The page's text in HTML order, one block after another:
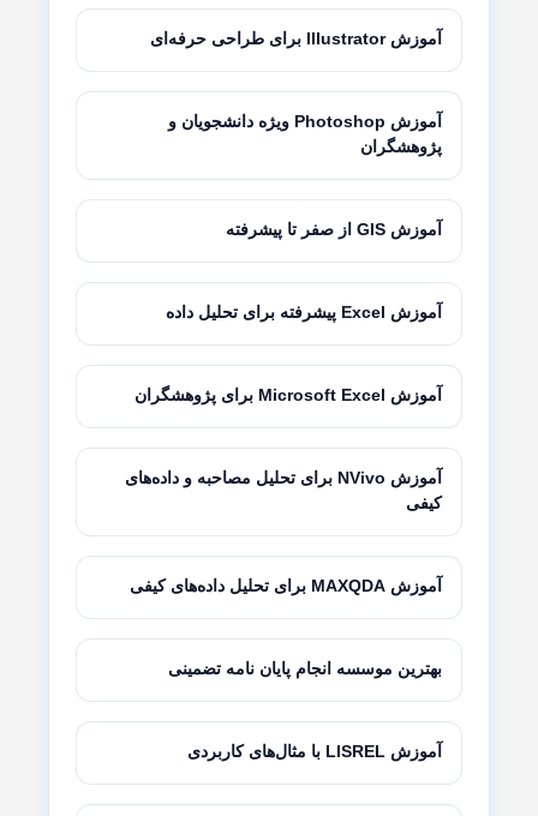
آموزش Illustrator برای طراحی حرفه‌ای
آموزش Photoshop ویژه دانشجویان و
پژوهشگران
آموزش GIS از صفر تا پیشرفته
آموزش Excel پیشرفته برای تحلیل داده
آموزش Microsoft Excel برای پژوهشگران
آموزش NVivo برای تحلیل مصاحبه و داده‌های
کیفی
آموزش MAXQDA برای تحلیل داده‌های کیفی
بهترین موسسه انجام پایان نامه تضمینی
آموزش LISREL با مثال‌های کاربردی